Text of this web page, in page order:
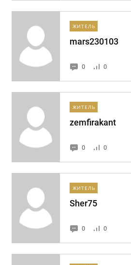
ЖИТЕЛЬ
mars230103
0 0
ЖИТЕЛЬ
zemfirakant
0 0
ЖИТЕЛЬ
Sher75
0 0